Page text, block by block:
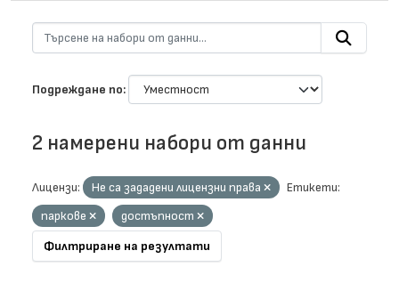
Подреждане по
2 намерени набори от данни
Лицензи: Не са зададени лицензни права
Етикети:
паркове
достъпност
Филтриране на резултати